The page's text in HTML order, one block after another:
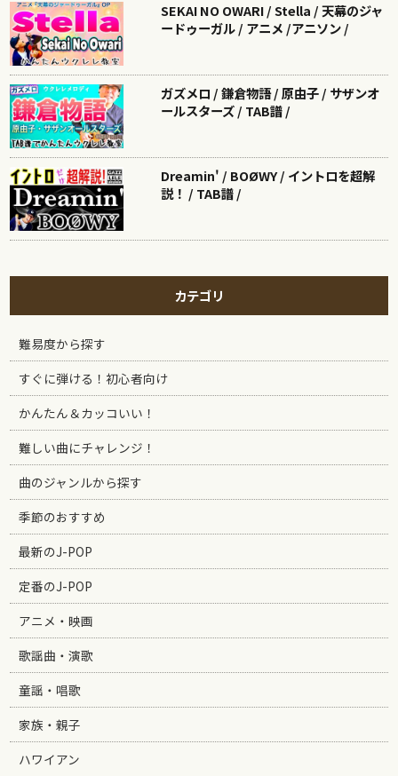
SEKAI NO OWARI / Stella / 天幕のジャ
ードゥーガル / アニメ /アニソン /
ガズメロ / 鎌倉物語 / 原由子 / サザンオ
ールスターズ / TAB譜 /
Dreamin' / BOØWY / イントロを超解
説！ / TAB譜 /
カテゴリ
難易度から探す
すぐに弾ける！初心者向け
かんたん＆カッコいい！
難しい曲にチャレンジ！
曲のジャンルから探す
季節のおすすめ
最新のJ-POP
定番のJ-POP
アニメ・映画
歌謡曲・演歌
童謡・唱歌
家族・親子
ハワイアン